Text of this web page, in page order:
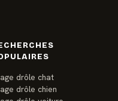
drôle chat
drôle chien